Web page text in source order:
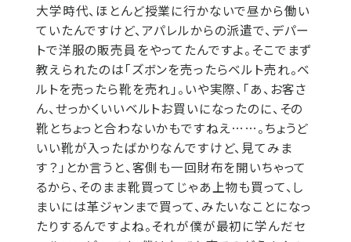
大学時代、ほとんど授業に行かないで昼から働い
ていたんですけど、アパレルからの派遣で、デパー
トで洋服の販売員をやってたんですよ。そこでまず
教えられたのは「ズボンを売ったらベルト売れ。ベ
ルトを売ったら靴を売れ」。いや実際、「あ、お客さ
ん、せっかくいいベルトお買いになったのに、その
靴とちょっと合わないかもですねえ……。ちょうど
いい靴が入ったばかりなんですけど、見てみま
す？」とか言うと、客側も一回財布を開いちゃって
るから、そのまま靴買ってじゃあ上物も買って、し
まいには革ジャンまで買って、みたいなことになっ
たりするんですよね。それが僕が最初に学んだセ